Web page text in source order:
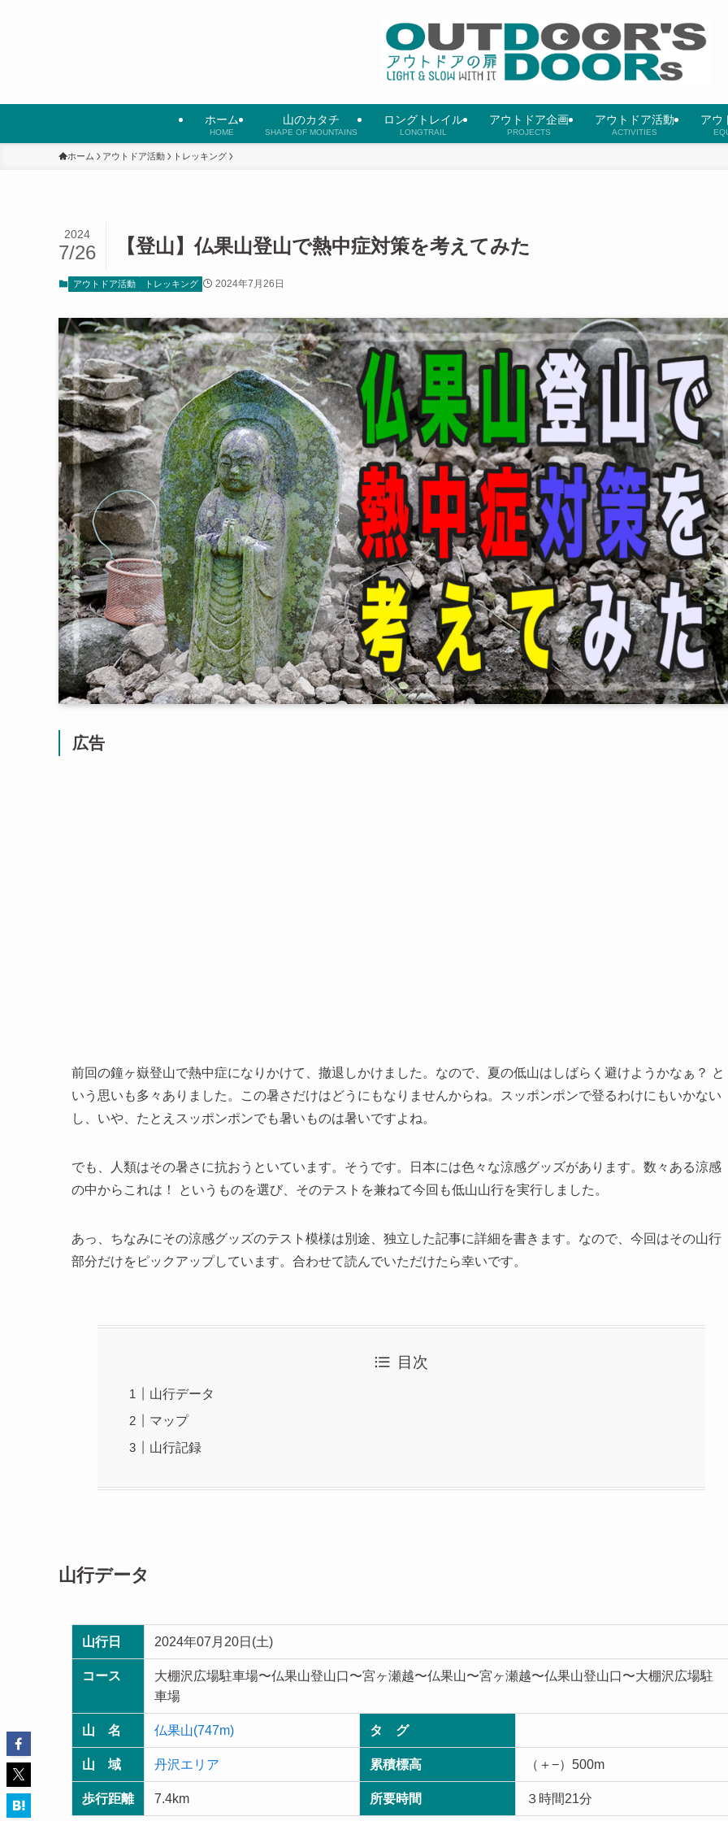
ホーム
HOME
山のカタチ
SHAPE OF MOUNTAINS
ロングトレイル
LONGTRAIL
アウトドア企画
PROJECTS
アウトドア活動
ACTIVITIES
アウ
ホーム アウトドア活動 トレッキング
【登山】仏果山登山で熱中症対策を考えてみた
2024
7/26
アウトドア活動 トレッキング 2024年7月26日
広告
前回の鐘ヶ嶽登山で熱中症になりかけて、撤退しかけました。なので、夏の低山はしばらく避けようかなぁ？ と
いう思いも多々ありました。この暑さだけはどうにもなりませんからね。スッポンポンで登るわけにもいかない
し、いや、たとえスッポンポンでも暑いものは暑いですよね。
でも、人類はその暑さに抗おうといています。そうです。日本には色々な涼感グッズがあります。数々ある涼感
の中からこれは！ というものを選び、そのテストを兼ねて今回も低山山行を実行しました。
あっ、ちなみにその涼感グッズのテスト模様は別途、独立した記事に詳細を書きます。なので、今回はその山行
部分だけをピックアップしています。合わせて読んでいただけたら幸いです。
目次
山行データ
マップ
山行記録
山行データ
山行日 2024年07月20日(土)
コース
大棚沢広場駐車場〜仏果山登山口〜宮ヶ瀬越〜仏果山〜宮ヶ瀬越〜仏果山登山口〜大棚沢広場駐
車場
山 名 仏果山(747m) タ グ
山 域 丹沢エリア 累積標高 （＋−）500m
歩行距離 7.4km 所要時間 ３時間21分